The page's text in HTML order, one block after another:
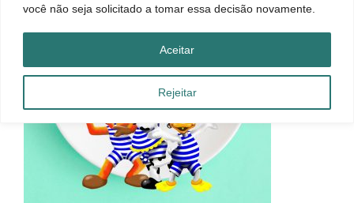
você não seja solicitado a tomar essa decisão novamente.
Rejeitar
Aceitar